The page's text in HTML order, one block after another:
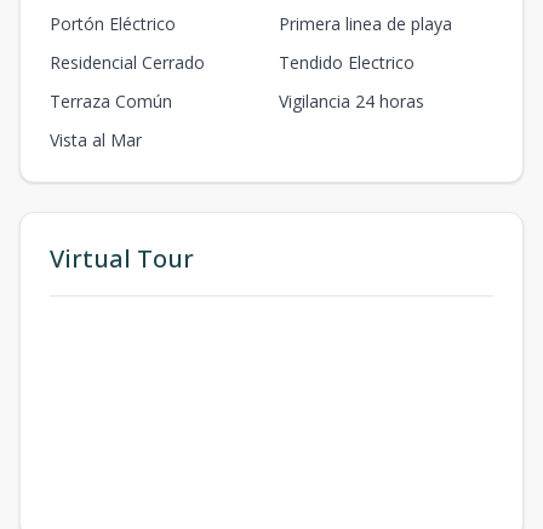
Portón Eléctrico
Primera linea de playa
Residencial Cerrado
Tendido Electrico
Terraza Común
Vigilancia 24 horas
Vista al Mar
Virtual Tour